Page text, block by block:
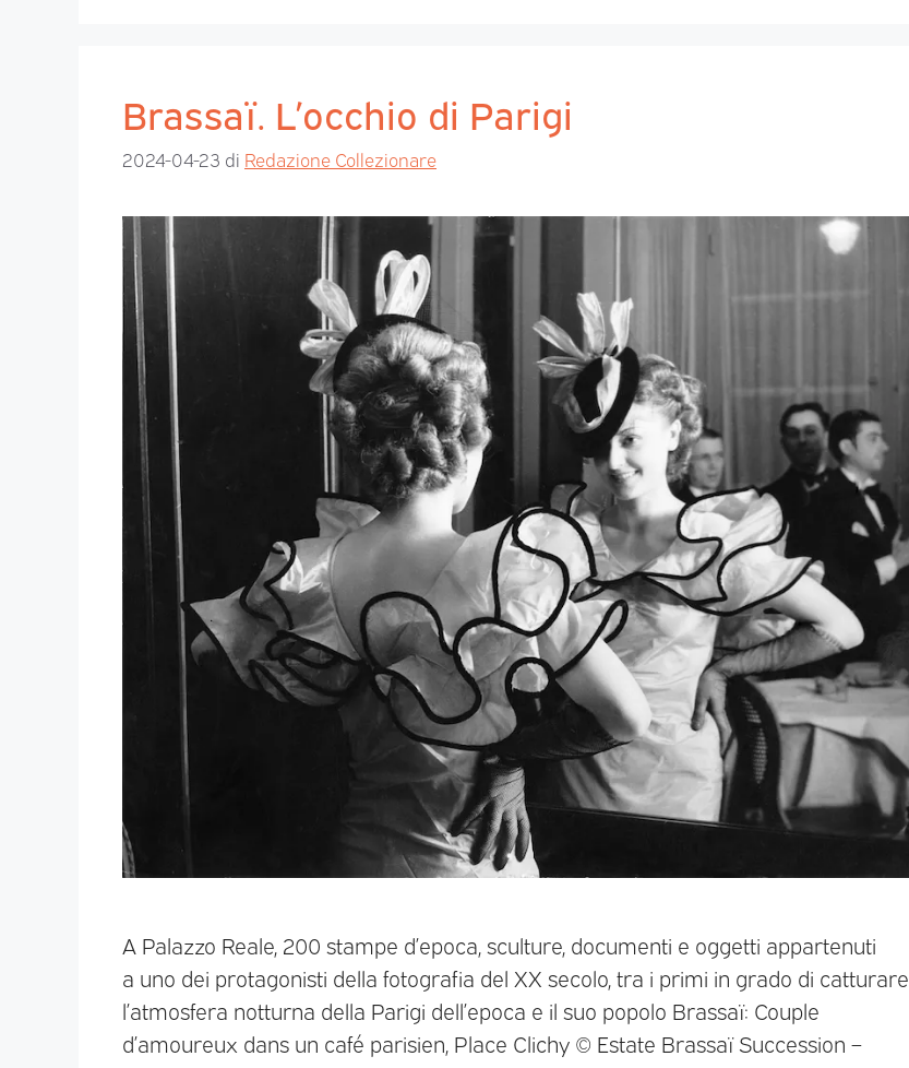
Brassaï. L’occhio di Parigi
2024-04-23 di Redazione Collezionare
A Palazzo Reale, 200 stampe d’epoca, sculture, documenti e oggetti appartenuti
a uno dei protagonisti della fotografia del XX secolo, tra i primi in grado di catturare
l’atmosfera notturna della Parigi dell’epoca e il suo popolo Brassaï: Couple
d’amoureux dans un café parisien, Place Clichy © Estate Brassaï Succession –